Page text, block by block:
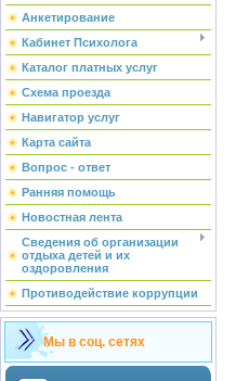
Анкетирование
Кабинет Психолога
Каталог платных услуг
Схема проезда
Навигатор услуг
Карта сайта
Вопрос - ответ
Ранняя помощь
Новостная лента
Сведения об организации
отдыха детей и их
оздоровления
Противодействие коррупции
Мы в соц. сетях